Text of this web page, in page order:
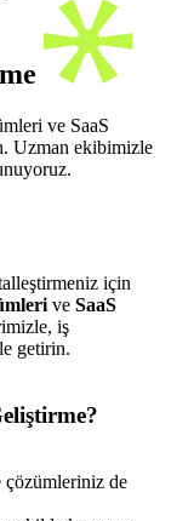
ve SaaS
Uzman ekibimizle
için
ve SaaS
iş
getirin.
de